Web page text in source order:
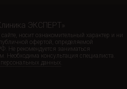
ЭКСПЕРТ»
носит ознакомительный характер и ни
офертой, определяемой
Не рекомендуется заниматься
Необходима консультация специалиста.
данных